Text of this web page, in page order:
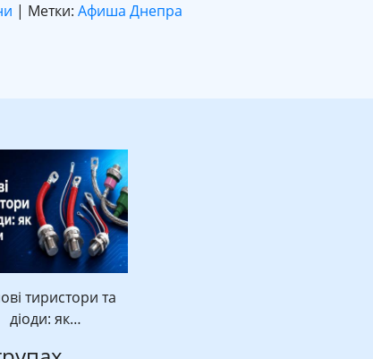
| Метки: Афиша Днепра
тиристори та
діоди: як…